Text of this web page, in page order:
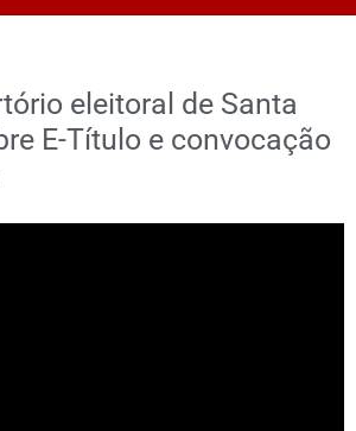
eleitoral de Santa
E-Título e convocação